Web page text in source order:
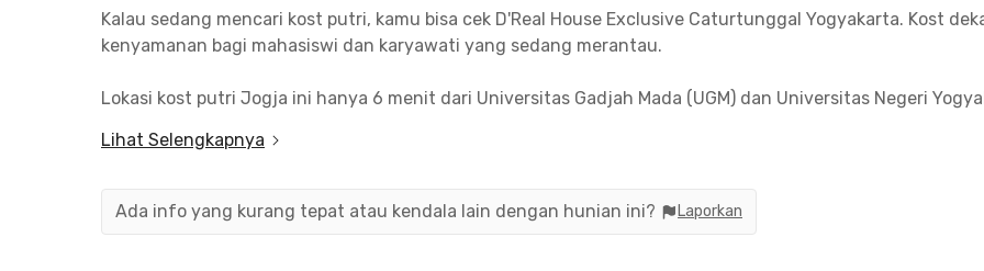
Kalau sedang mencari kost putri, kamu bisa cek D'Real House Exclusive Caturtunggal Yogyakarta. Kost
kenyamanan bagi mahasiswi dan karyawati yang sedang merantau.
Lokasi kost putri Jogja ini hanya 6 menit dari Universitas Gadjah Mada (UGM) dan Universitas Negeri
Express, Hoop Coffee, Mie Gacoan Gejayan, atau Cookroom by Harbor. Saat butuh bantuan medis, kamu
menit berkendara.
Lihat Selengkapnya
Ada info yang kurang tepat atau kendala lain dengan hunian ini? Laporkan